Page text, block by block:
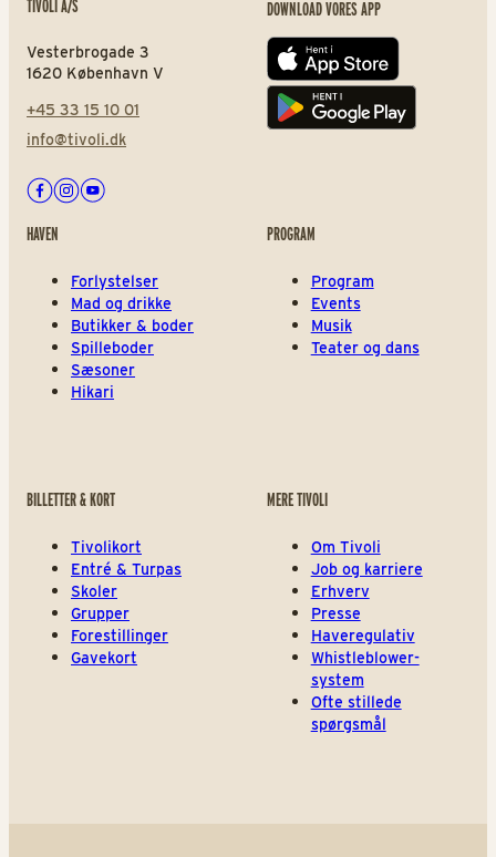
TIVOLI A/S
Vesterbrogade 3
1620 København V
+45 33 15 10 01
info@tivoli.dk
Facebook
Instagram
Youtube
DOWNLOAD VORES APP
App store
Play store
HAVEN
Forlystelser
Mad og drikke
Butikker & boder
Spilleboder
Sæsoner
Hikari
PROGRAM
Program
Events
Musik
Teater og dans
BILLETTER & KORT
Tivolikort
Entré & Turpas
Skoler
Grupper
Forestillinger
Gavekort
MERE TIVOLI
Om Tivoli
Job og karriere
Erhverv
Presse
Haveregulativ
Whistleblower-
system
Ofte stillede
spørgsmål